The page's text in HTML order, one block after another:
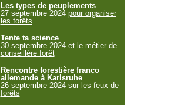
Les types de peuplements
27 septembre 2024 pour organiser
les forêts
Tente ta science
30 septembre 2024 et le métier de
conseillère forêt
Rencontre forestière franco
allemande à Karlsruhe
26 septembre 2024 sur les feux de
forêts